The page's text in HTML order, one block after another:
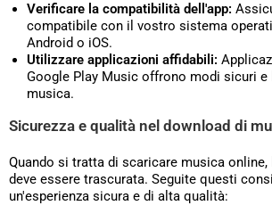
Verificare la compatibilità dell'app:
compatibile con il vostro sistema
Android o iOS.
Utilizzare applicazioni affidabili:
Google Play Music offrono modi sicuri e
musica.
Sicurezza e qualità nel download di
Quando si tratta di scaricare musica online,
deve essere trascurata. Seguite questi
un'esperienza sicura e di alta qualità: